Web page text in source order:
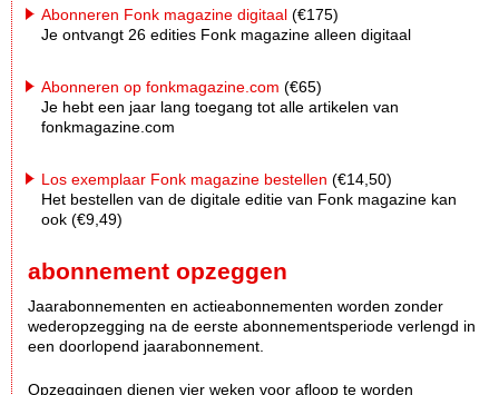
Abonneren Fonk magazine digitaal (€175)
Je ontvangt 26 edities Fonk magazine alleen digitaal
Abonneren op fonkmagazine.com (€65)
Je hebt een jaar lang toegang tot alle artikelen van
fonkmagazine.com
Los exemplaar Fonk magazine bestellen (€14,50)
Het bestellen van de digitale editie van Fonk magazine kan
ook (€9,49)
abonnement opzeggen
Jaarabonnementen en actieabonnementen worden zonder
wederopzegging na de eerste abonnementsperiode verlengd in
een doorlopend jaarabonnement.
Opzeggingen dienen vier weken voor afloop te worden